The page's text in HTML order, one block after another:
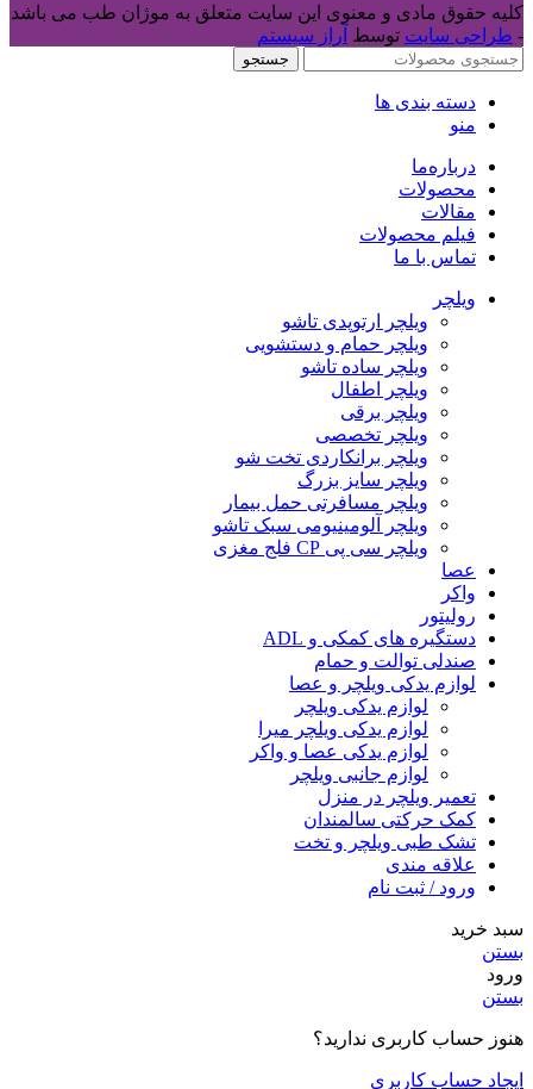
کلیه حقوق مادی و معنوی این سایت متعلق به موژان طب می باشد
- طراحی سایت توسط آراز سیستم
جستجو
دسته بندی ها
منو
درباره‌ما
محصولات
مقالات
فیلم محصولات
تماس با ما
ویلچر
ویلچر ارتوپدی تاشو
ویلچر حمام و دستشویی
ویلچر ساده تاشو
ویلچر اطفال
ویلچر برقی
ویلچر تخصصی
ویلچر برانکاردی تخت شو
ویلچر سایز بزرگ
ویلچر مسافرتی حمل بیمار
ویلچر آلومینیومی سبک تاشو
ویلچر سی پی CP فلج مغزی
عصا
واکر
رولیتور
دستگیره های کمکی و ADL
صندلی توالت و حمام
لوازم یدکی ویلچر و عصا
لوازم یدکی ویلچر
لوازم یدکی ویلچر میرا
لوازم یدکی عصا و واکر
لوازم جانبی ویلچر
تعمیر ویلچر در منزل
کمک حرکتی سالمندان
تشک طبی ویلچر و تخت
علاقه مندی
ورود / ثبت نام
سبد خرید
بستن
ورود
بستن
هنوز حساب کاربری ندارید؟
ایجاد حساب کاربری